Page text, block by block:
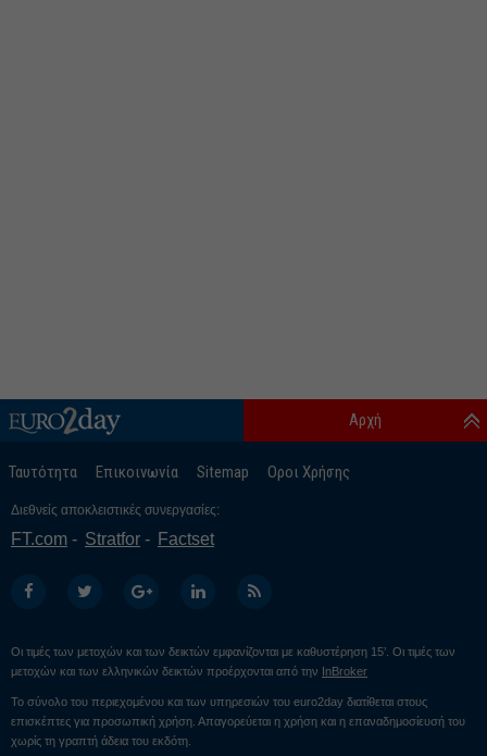
Ταυτότητα Επικοινωνία Sitemap Οροι Χρήσης
Αρχή
Διεθνείς αποκλειστικές συνεργασίες:
FT.com Stratfor Factset
Οι τιμές των μετοχών και των δεικτών εμφανίζονται με καθυστέρηση 15’. Οι τιμές των
μετοχών και των ελληνικών δεικτών προέρχονται από την InBroker
Το σύνολο του περιεχομένου και των υπηρεσιών του euro2day διατίθεται στους
επισκέπτες για προσωπική χρήση. Απαγορεύεται η χρήση και η επαναδημοσίευσή του
χωρίς τη γραπτή άδεια του εκδότη.